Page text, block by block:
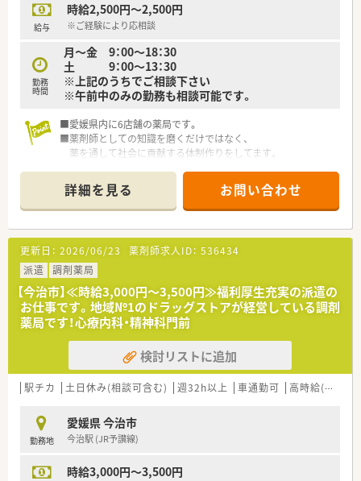
給与
時給2,500円～2,500円
※ご経験により応相談
勤務
時間
月～金 9：00～18：30
土 9：00～13：30
※上記のうちでご相談下さい
※午前中のみの勤務も相談可能です。
■愛媛県内に6店舗の薬局です。
■薬剤師としての知識を磨くだけではなく、
薬を通して社会に貢献する体制作りをしてます。
詳細を見る お問い合わせ
更新日： 2026/06/23 薬剤師求人ID： 536434
派遣
調剤薬局
【今治市】≪時給3,000円～3,500円≫福利厚生充実の派遣の
お仕事です。地域№1のドラッグストアが経営している調剤
薬局です！心療内科・精神科門前
検討リストに追加
駅チカ 土日休み(相談可含む) 週32h以上 車通勤可 高時給(2,500円以上)
勤務地
愛媛県 今治市
今治駅 (JR予讃線)
時給3,000円～3,500円